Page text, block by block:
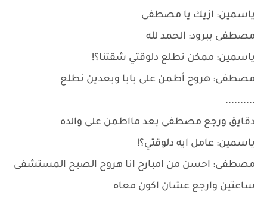
ياسمين: ازيك يا مصطفى
مصطفى ببرود: الحمد لله
ياسمين: ممكن نطلع دلوقتي شقتنا؟!
مصطفى: هروح أطمن على بابا وبعدين نطلع
..........
دقايق ورجع مصطفى بعد مااطمن على والده
ياسمين: عامل ايه دلوقتي؟!
مصطفى: احسن من امبارح انا هروح الصبح المستشفى
ساعتين وارجع عشان اكون معاه